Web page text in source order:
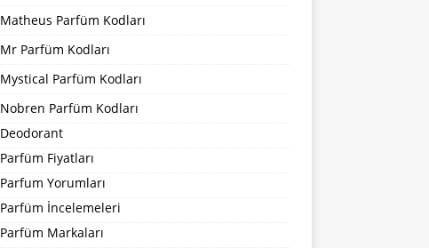
Matheus Parfüm Kodları
Mr Parfüm Kodları
Mystical Parfüm Kodları
Nobren Parfüm Kodları
Deodorant
Parfüm Fiyatları
Parfum Yorumları
Parfüm İncelemeleri
Parfüm Markaları